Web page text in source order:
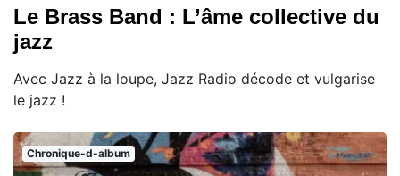
Le Brass Band : L’âme collective du
jazz
Avec Jazz à la loupe, Jazz Radio décode et vulgarise
le jazz !
Chronique-d-album